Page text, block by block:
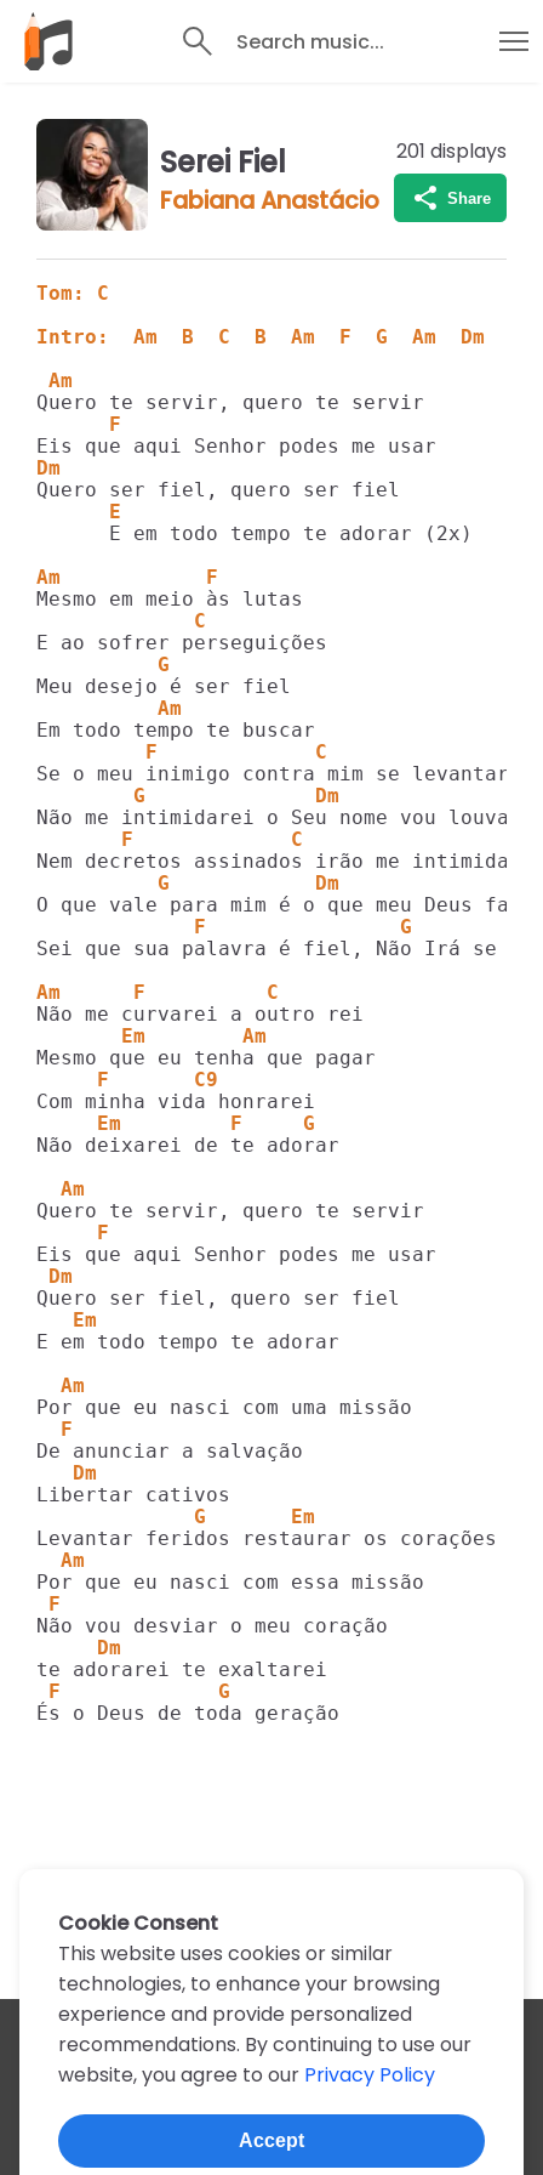
Search music...
Serei Fiel
Fabiana Anastácio
201 displays
Share
Tom: C
Intro:  Am  B  C  B  Am  F  G  Am  Dm
Am
      F
Dm
      E
      E em todo tempo te adorar (2x)
Am            F
             C
          G
          Am
         F             C
        G              Dm
       F             C
          G            Dm
             F                G
Sei que sua palavra é fiel, Não Irá se
Am      F          C
       Em        Am
     F       C9
     Em         F     G
Não deixarei de te adorar
  Am
     F
Dm
   Em
E em todo tempo te adorar
  Am
  F
   Dm
             G       Em
  Am
F
     Dm
F             G
És o Deus de toda geração
All artists
A
B C D E F G H I J K
N
O P Q R S T U V W X
Z
0-9
Cookie Consent
This website uses cookies or similar
technologies, to enhance your browsing
experience and provide personalized
recommendations. By continuing to use our
website, you agree to our Privacy Policy
Accept